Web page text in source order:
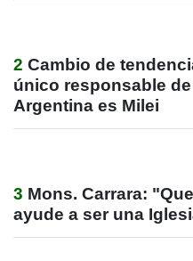
2 Cambio de
único responsable
Argentina es Milei
3 Mons. Carrara:
ayude a ser una